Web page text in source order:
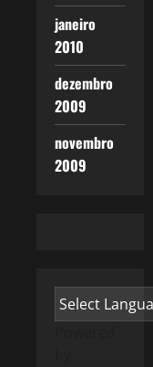
janeiro
2010
dezembro
2009
novembro
2009